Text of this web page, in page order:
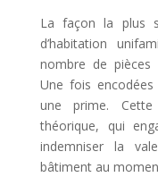
La façon la plus
d’habitation
nombre de
Une fois
une prime.
théorique, qui
indemniser la
bâtiment au